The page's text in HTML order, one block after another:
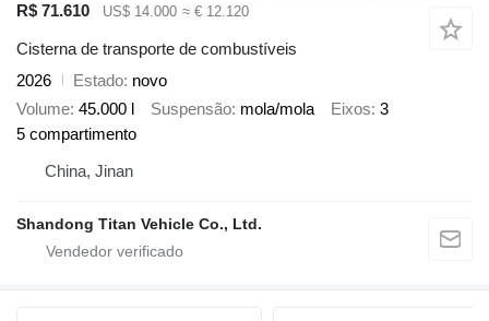
R$ 71.610
US$ 14.000 ≈ € 12.120
Cisterna de transporte de combustíveis
2026
Estado novo
Volume 45.000 l Suspensão mola/mola Eixos 3
5 compartimento
China, Jinan
Shandong Titan Vehicle Co., Ltd.